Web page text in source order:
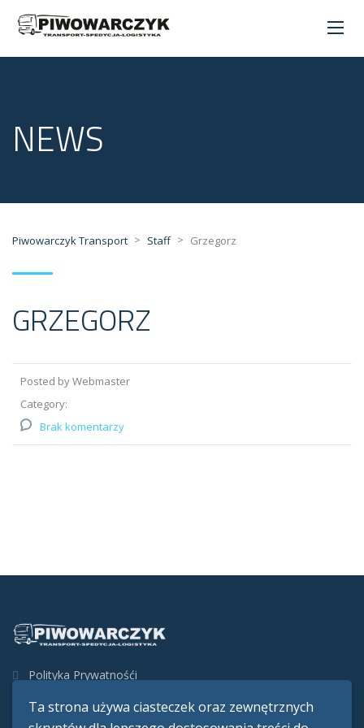
Ta strona używa ciasteczek oraz zewnętrznych
NEWS
Piwowarczyk Transport > Staff > Grzegorz
GRZEGORZ
Posted by Webmaster
Category:
Brak komentarzy
Polityka Prywatnośći